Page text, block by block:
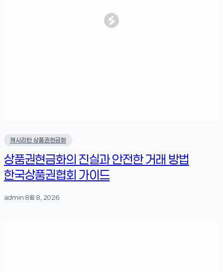
캐시리턴 상품권현금화
상품권현금화의 진실과 안전한 거래 방법
한국상품권협회 가이드
admin·8월 8, 2026